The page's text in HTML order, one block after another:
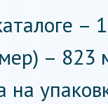
–
– 823
на